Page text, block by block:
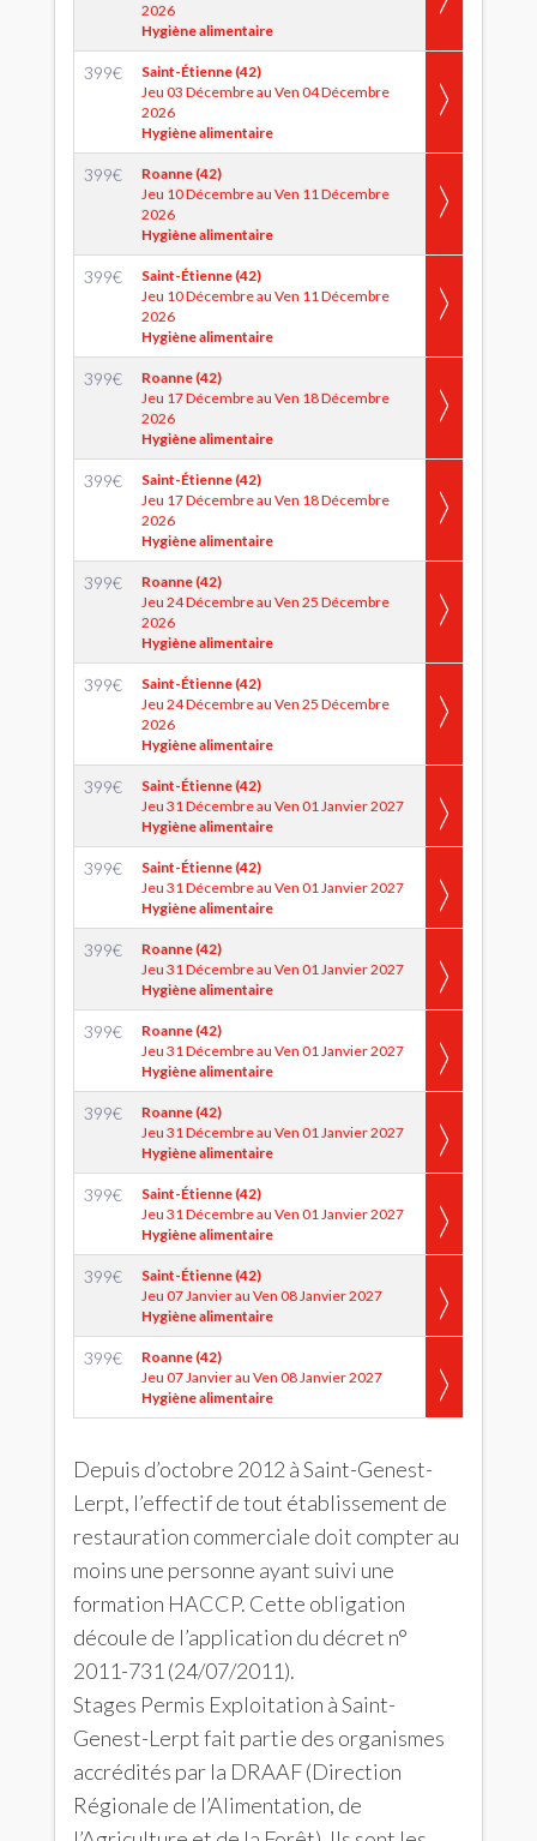
2026
Hygiène alimentaire
399€
Saint-Étienne (42)
Jeu 03 Décembre au Ven 04 Décembre
2026
Hygiène alimentaire
399€
Roanne (42)
Jeu 10 Décembre au Ven 11 Décembre
2026
Hygiène alimentaire
399€
Saint-Étienne (42)
Jeu 10 Décembre au Ven 11 Décembre
2026
Hygiène alimentaire
399€
Roanne (42)
Jeu 17 Décembre au Ven 18 Décembre
2026
Hygiène alimentaire
399€
Saint-Étienne (42)
Jeu 17 Décembre au Ven 18 Décembre
2026
Hygiène alimentaire
399€
Roanne (42)
Jeu 24 Décembre au Ven 25 Décembre
2026
Hygiène alimentaire
399€
Saint-Étienne (42)
Jeu 24 Décembre au Ven 25 Décembre
2026
Hygiène alimentaire
399€
Saint-Étienne (42)
Jeu 31 Décembre au Ven 01 Janvier 2027
Hygiène alimentaire
399€
Saint-Étienne (42)
Jeu 31 Décembre au Ven 01 Janvier 2027
Hygiène alimentaire
399€
Roanne (42)
Jeu 31 Décembre au Ven 01 Janvier 2027
Hygiène alimentaire
399€
Roanne (42)
Jeu 31 Décembre au Ven 01 Janvier 2027
Hygiène alimentaire
399€
Roanne (42)
Jeu 31 Décembre au Ven 01 Janvier 2027
Hygiène alimentaire
399€
Saint-Étienne (42)
Jeu 31 Décembre au Ven 01 Janvier 2027
Hygiène alimentaire
399€
Saint-Étienne (42)
Jeu 07 Janvier au Ven 08 Janvier 2027
Hygiène alimentaire
399€
Roanne (42)
Jeu 07 Janvier au Ven 08 Janvier 2027
Hygiène alimentaire
Depuis d’octobre 2012 à Saint-Genest-
Lerpt, l’effectif de tout établissement de
restauration commerciale doit compter au
moins une personne ayant suivi une
formation HACCP. Cette obligation
découle de l’application du décret n°
2011-731 (24/07/2011).
Stages Permis Exploitation à Saint-
Genest-Lerpt fait partie des organismes
accrédités par la DRAAF (Direction
Régionale de l’Alimentation, de